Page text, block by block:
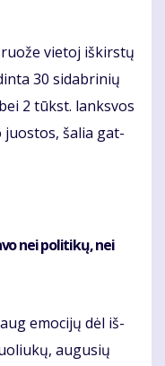
vie­toj iš­kirs­tų
30 si­dab­ri­nių
2 tūkst. lanks­vos
juos­tos, ša­lia gat­
nei po­li­ti­kų, nei
emo­ci­jų dėl iš­
au­gu­sių